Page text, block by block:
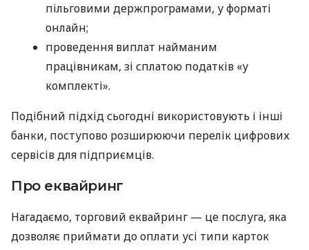
пільговими держпрограмами, у форматі
онлайн;
проведення виплат найманим
працівникам, зі сплатою податків «у
комплекті».
Подібний підхід сьогодні використовують і інші
банки, поступово розширюючи перелік цифрових
сервісів для підприємців.
Про еквайринг
Нагадаємо, торговий еквайринг — це послуга, яка
дозволяє приймати до оплати усі типи карток